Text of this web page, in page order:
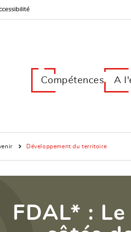
Compétences A
Développement du territoire
FDAL* :